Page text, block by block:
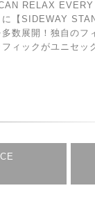
RELAX EVERY
に【SIDEWAY
多数展開！独自のフ
ィックがユニセッ